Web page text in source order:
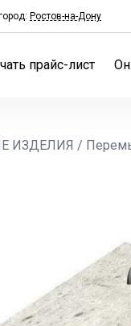
Ростов-на-Дону
прайс-лист
ИЗДЕЛИЯ /